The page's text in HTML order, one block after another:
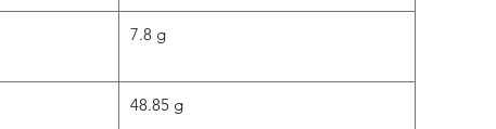
7.8 g
48.85 g